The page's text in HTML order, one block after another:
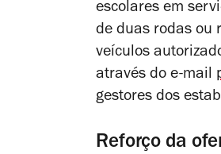
escolares em
de duas rodas ou
veículos
através do e-mail
gestores dos
Reforço da